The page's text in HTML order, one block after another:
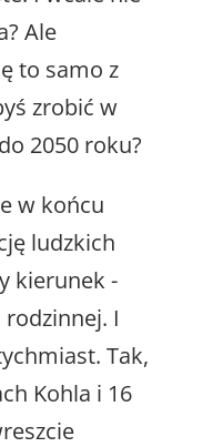
Ale
to samo z
zrobić w
2050 roku?
w końcu
ludzkich
kierunek -
I
Tak,
Kohla i 16